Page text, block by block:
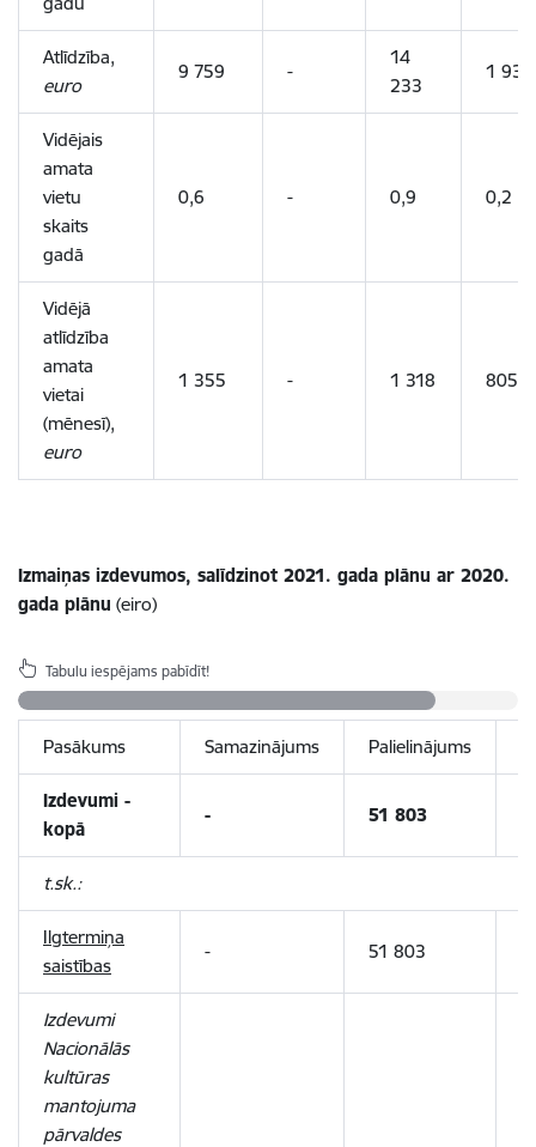
Atlīdzība,
euro
9 759 -
14
233
1 932
Vidējais
amata
vietu
skaits
gadā
0,6 - 0,9 0,2
Vidējā
atlīdzība
amata
vietai
(mēnesī),
euro
1 355 - 1 318 805
Izmaiņas izdevumos, salīdzinot 2021. gada plānu ar 2020.
gada plānu (eiro)
Tabulu iespējams pabīdīt!
Pasākums Samazinājums Palielinājums
Izdevumi -
kopā
- 51 803
t.sk.:
Ilgtermiņa
saistības
- 51 803
Izdevumi
Nacionālās
kultūras
mantojuma
pārvaldes